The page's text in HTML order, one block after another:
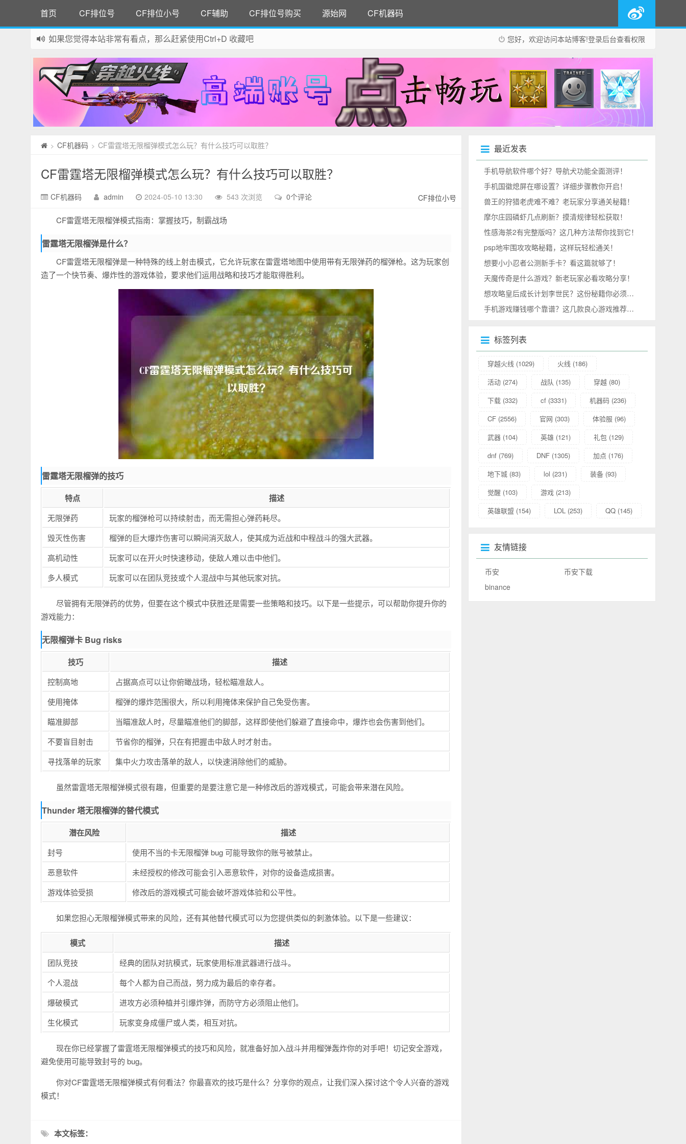
首页 CF排位号 CF排位小号 CF辅助 CF排位号购买 源始网 CF机器码
您好，欢迎访问本站博客!登录后台查看权限
如果您觉得本站非常有看点，那么赶紧使用Ctrl+D 收藏吧
> CF机器码 > CF雷霆塔无限榴弹模式怎么玩？有什么技巧可以取胜？
CF雷霆塔无限榴弹模式怎么玩？有什么技巧可以取胜？
CF机器码 admin 2024-05-10 13:30 543 次浏览 0个评论 CF排位小号
CF雷霆塔无限榴弹模式指南：掌握技巧，制霸战场
雷霆塔无限榴弹是什么？
CF雷霆塔无限榴弹是一种特殊的线上射击模式，它允许玩家在雷霆塔地图中使用带有无限弹药的榴弹枪。这为玩家创
造了一个快节奏、爆炸性的游戏体验，要求他们运用战略和技巧才能取得胜利。
雷霆塔无限榴弹的技巧
特点 描述
无限弹药
玩家的榴弹枪可以持续射击，而无需担心弹药耗尽。
毁灭性伤害
榴弹的巨大爆炸伤害可以瞬间消灭敌人，使其成为近战和中程战斗的强大武器。
高机动性
玩家可以在开火时快速移动，使敌人难以击中他们。
多人模式
玩家可以在团队竞技或个人混战中与其他玩家对抗。
尽管拥有无限弹药的优势，但要在这个模式中获胜还是需要一些策略和技巧。以下是一些提示，可以帮助你提升你的
游戏能力：
无限榴弹卡 Bug risks
技巧 描述
控制高地
占据高点可以让你俯瞰战场，轻松瞄准敌人。
使用掩体
榴弹的爆炸范围很大，所以利用掩体来保护自己免受伤害。
瞄准脚部
当瞄准敌人时，尽量瞄准他们的脚部，这样即使他们躲避了直接命中，爆炸也会伤害到他们。
不要盲目射击
节省你的榴弹，只在有把握击中敌人时才射击。
寻找落单的玩家
集中火力攻击落单的敌人，以快速消除他们的威胁。
虽然雷霆塔无限榴弹模式很有趣，但重要的是要注意它是一种修改后的游戏模式，可能会带来潜在风险。
Thunder 塔无限榴弹的替代模式
潜在风险 描述
封号
使用不当的卡无限榴弹 bug 可能导致你的账号被禁止。
恶意软件
未经授权的修改可能会引入恶意软件，对你的设备造成损害。
游戏体验受损
修改后的游戏模式可能会破坏游戏体验和公平性。
如果您担心无限榴弹模式带来的风险，还有其他替代模式可以为您提供类似的刺激体验。以下是一些建议：
模式 描述
团队竞技
经典的团队对抗模式，玩家使用标准武器进行战斗。
个人混战
每个人都为自己而战，努力成为最后的幸存者。
爆破模式
进攻方必须种植并引爆炸弹，而防守方必须阻止他们。
生化模式
玩家变身成僵尸或人类，相互对抗。
现在你已经掌握了雷霆塔无限榴弹模式的技巧和风险，就准备好加入战斗并用榴弹轰炸你的对手吧！切记安全游戏，
避免使用可能导致封号的 bug。
你对CF雷霆塔无限榴弹模式有何看法？你最喜欢的技巧是什么？分享你的观点，让我们深入探讨这个令人兴奋的游戏
模式！
本文标签：
最近发表
手机导航软件哪个好？导航犬功能全面测评！
手机国徽熄屏在哪设置？详细步骤教你开启！
兽王的狩猎老虎难不难？老玩家分享通关秘籍！
摩尔庄园磷虾几点刷新？摸清规律轻松获取！
性感海茶2有完整版吗？这几种方法帮你找到它！
psp地牢围攻攻略秘籍，这样玩轻松通关！
想要小小忍者公测新手卡？看这篇就够了！
天魔传奇是什么游戏？新老玩家必看攻略分享！
想攻略皇后成长计划李世民？这份秘籍你必须收好！
手机游戏赚钱哪个靠谱？这几款良心游戏推荐给你！
标签列表
穿越火线 (1029) 火线 (186)
活动 (274) 战队 (135) 穿越 (80)
下载 (332) cf (3331) 机器码 (236)
CF (2556) 官网 (303) 体验服 (96)
武器 (104) 英雄 (121) 礼包 (129)
dnf (769) DNF (1305) 加点 (176)
地下城 (83) lol (231) 装备 (93)
觉醒 (103) 游戏 (213)
英雄联盟 (154) LOL (253) QQ (145)
友情链接
币安
币安下载
binance